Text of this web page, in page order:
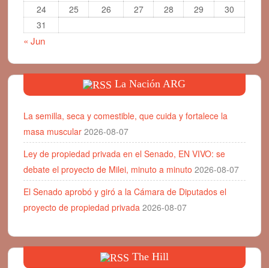
24
25 26 27 28 29
30
31
« Jun
La Nación ARG
La semilla, seca y comestible, que cuida y fortalece la
masa muscular 2026-08-07
Ley de propiedad privada en el Senado, EN VIVO: se
debate el proyecto de Milei, minuto a minuto 2026-08-07
El Senado aprobó y giró a la Cámara de Diputados el
proyecto de propiedad privada 2026-08-07
The Hill